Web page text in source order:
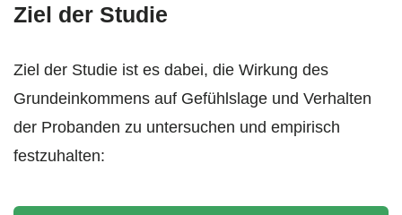
Ziel der Studie
Ziel der Studie ist es dabei, die Wirkung des
Grundeinkommens auf Gefühlslage und Verhalten
der Probanden zu untersuchen und empirisch
festzuhalten: